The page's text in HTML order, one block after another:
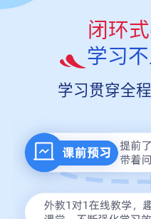
闭环
学习
学习贯穿全